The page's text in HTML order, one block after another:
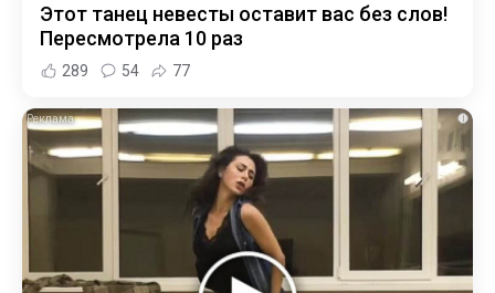
Этот танец невесты оставит вас без слов!
Пересмотрела 10 раз
289 54 77
i